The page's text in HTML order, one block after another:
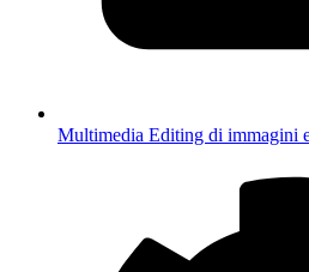
Multimedia Editing di immagini